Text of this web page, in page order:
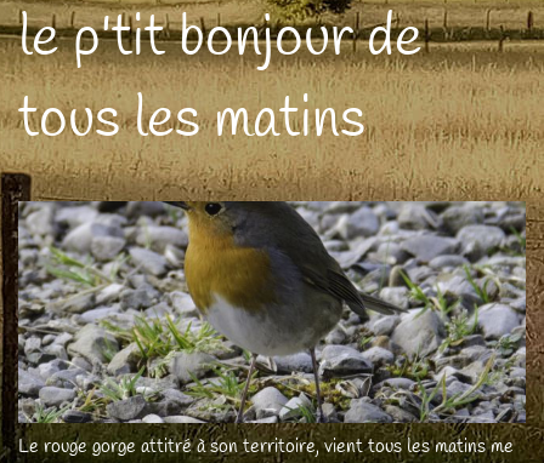
le p'tit bonjour de
tous les matins
Le rouge gorge attitré à son territoire, vient tous les matins me